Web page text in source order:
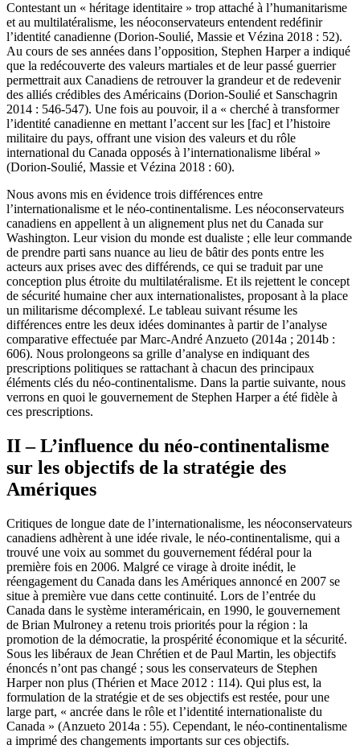
Contestant un « héritage identitaire » trop attaché à l’humanitarisme
et au multilatéralisme, les néoconservateurs entendent redéfinir
l’identité canadienne (Dorion-Soulié, Massie et Vézina 2018 : 52).
Au cours de ses années dans l’opposition, Stephen Harper a indiqué
que la redécouverte des valeurs martiales et de leur passé guerrier
permettrait aux Canadiens de retrouver la grandeur et de redevenir
des alliés crédibles des Américains (Dorion-Soulié et Sanschagrin
2014 : 546-547). Une fois au pouvoir, il a « cherché à transformer
l’identité canadienne en mettant l’accent sur les [fac] et l’histoire
militaire du pays, offrant une vision des valeurs et du rôle
international du Canada opposés à l’internationalisme libéral »
(Dorion-Soulié, Massie et Vézina 2018 : 60).
Nous avons mis en évidence trois différences entre
l’internationalisme et le néo-continentalisme. Les néoconservateurs
canadiens en appellent à un alignement plus net du Canada sur
Washington. Leur vision du monde est dualiste ; elle leur commande
de prendre parti sans nuance au lieu de bâtir des ponts entre les
acteurs aux prises avec des différends, ce qui se traduit par une
conception plus étroite du multilatéralisme. Et ils rejettent le concept
de sécurité humaine cher aux internationalistes, proposant à la place
un militarisme décomplexé. Le tableau suivant résume les
différences entre les deux idées dominantes à partir de l’analyse
comparative effectuée par Marc-André Anzueto (2014a ; 2014b :
606). Nous prolongeons sa grille d’analyse en indiquant des
prescriptions politiques se rattachant à chacun des principaux
éléments clés du néo-continentalisme. Dans la partie suivante, nous
verrons en quoi le gouvernement de Stephen Harper a été fidèle à
ces prescriptions.
II – L’influence du néo-continentalisme
sur les objectifs de la stratégie des
Amériques
Critiques de longue date de l’internationalisme, les néoconservateurs
canadiens adhèrent à une idée rivale, le néo-continentalisme, qui a
trouvé une voix au sommet du gouvernement fédéral pour la
première fois en 2006. Malgré ce virage à droite inédit, le
réengagement du Canada dans les Amériques annoncé en 2007 se
situe à première vue dans cette continuité. Lors de l’entrée du
Canada dans le système interaméricain, en 1990, le gouvernement
de Brian Mulroney a retenu trois priorités pour la région : la
promotion de la démocratie, la prospérité économique et la sécurité.
Sous les libéraux de Jean Chrétien et de Paul Martin, les objectifs
énoncés n’ont pas changé ; sous les conservateurs de Stephen
Harper non plus (Thérien et Mace 2012 : 114). Qui plus est, la
formulation de la stratégie et de ses objectifs est restée, pour une
large part, « ancrée dans le rôle et l’identité internationaliste du
Canada » (Anzueto 2014a : 55). Cependant, le néo-continentalisme
a imprimé des changements importants sur ces objectifs.